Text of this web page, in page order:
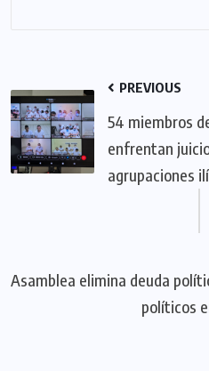
PREVIOUS
54 miembros
enfrentan
agrupaciones
Asamblea elimina deuda
políticos